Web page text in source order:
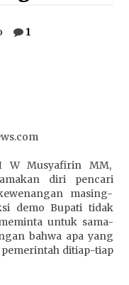
II
1
W Musyafirin MM,
diri pencari
masing-
demo Bupati tidak
untuk sama-
bahwa apa yang
ditiap-tiap